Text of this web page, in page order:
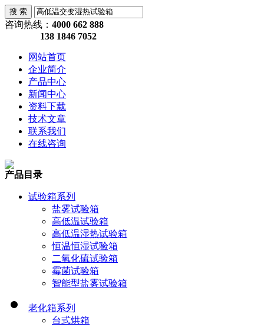
咨询热线： 4000 662 888
138 1846 7052
网站首页
企业简介
产品中心
新闻中心
资料下载
技术文章
联系我们
在线咨询
产品目录
试验箱系列
盐雾试验箱
高低温试验箱
高低温湿热试验箱
恒温恒湿试验箱
二氧化硫试验箱
霉菌试验箱
智能型盐雾试验箱
老化箱系列
台式烘箱